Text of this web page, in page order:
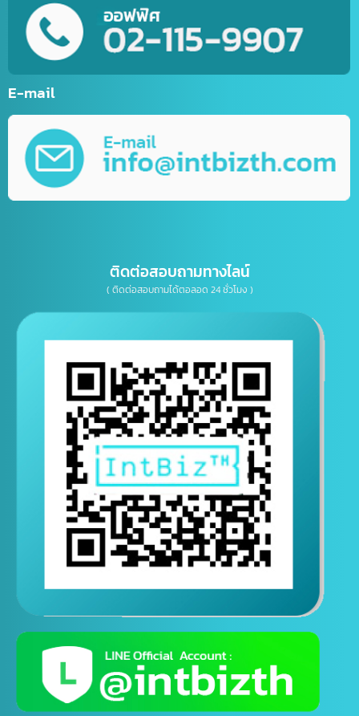
รับทำเว็บไซต์กีฬา
รับทำเว็บไซต์ร้านค้าออนไลน์ (E-Commerce)
บริการพัฒนาเว็บไซต์ตามความต้องการ
รับทำ Mobile Application ระบบ IOS&Android
การตลาดออนไลน์ (Online Marketting)
บริการให้คำปรึกษาธุรกิจทางด้าน IT, การตลาด
เบอร์โทรติดต่อ
E-mail
ติดต่อสอบถามทางไลน์
( ติดต่อสอบถามได้ตอลอด 24 ชั่วโมง )